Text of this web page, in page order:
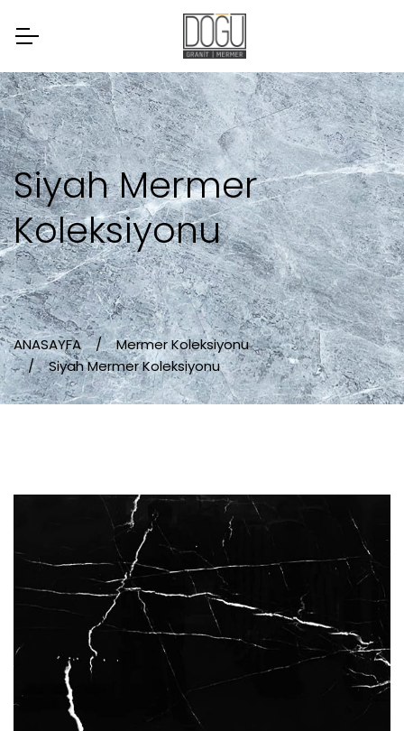
Siyah Mermer
Koleksiyonu
ANASAYFA
Mermer Koleksiyonu
Siyah Mermer Koleksiyonu